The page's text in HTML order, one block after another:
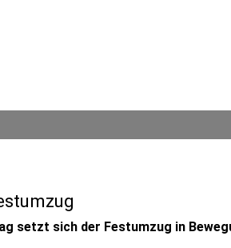
setzt sich der Festumzug in